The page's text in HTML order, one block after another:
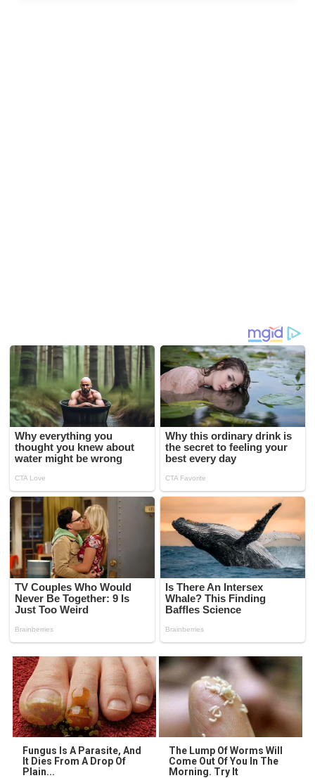
Fungus Is A Parasite, And
It Dies From A Drop Of
Plain...
The Lump Of Worms Will
Come Out Of You In The
Morning. Try It